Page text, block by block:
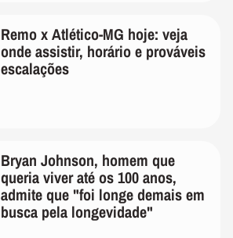
Remo x Atlético-MG hoje: veja
onde assistir, horário e prováveis
escalações
Bryan Johnson, homem que
queria viver até os 100 anos,
admite que "foi longe demais em
busca pela longevidade"